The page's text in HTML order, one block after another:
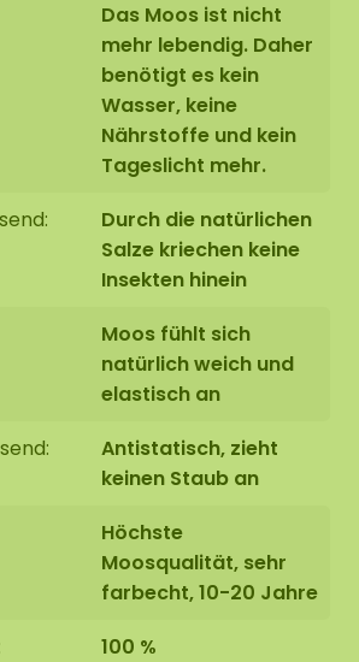
Bei einer niedrigen
von 20-30% kann das Moos
die Luftfeuchtigkeit wieder
das Moos wieder weich.
/ antistatisch
unserem speziellenECO-
der im Webshop zu bestellen ist
Das Moos ist nicht
mehr lebendig. Daher
benötigt es kein
Wasser, keine
Nährstoffe und kein
Tageslicht mehr.
Durch die natürlichen
Salze kriechen keine
Insekten hinein
Moos fühlt sich
natürlich weich und
elastisch an
Antistatisch, zieht
keinen Staub an
Höchste
Moosqualität, sehr
farbecht, 10-20 Jahre
100 %